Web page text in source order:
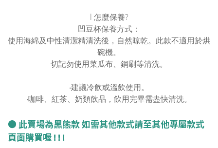
l 怎麼保養?
凹豆杯保養方式：
使用海綿及中性清潔精清洗後，自然晾乾。此款不適用於烘
碗機。
切記勿使用菜瓜布、鋼刷等清洗。
‧建議冷飲或溫飲使用。
‧咖啡、紅茶、奶類飲品，飲用完畢需盡快清洗。
● 此賣場為黑熊款 如需其他款式請至其他專屬款式
頁面購買喔 ! ! !